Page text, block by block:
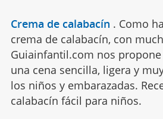
Crema de calabacín . Como
crema de calabacín, con
Guiainfantil.com nos
una cena sencilla, ligera y
los niños y embarazadas.
calabacín fácil para niños.